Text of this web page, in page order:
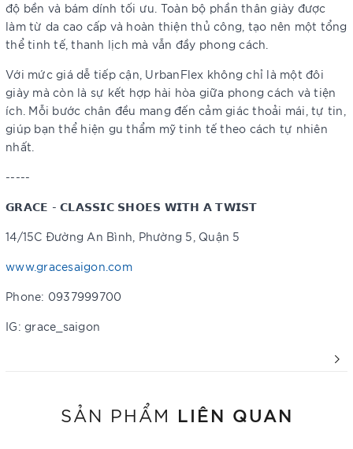
độ bền và bám dính tối ưu. Toàn bộ phần thân giày được
làm từ da cao cấp và hoàn thiện thủ công, tạo nên một tổng
thể tinh tế, thanh lịch mà vẫn đầy phong cách.
Với mức giá dễ tiếp cận, UrbanFlex không chỉ là một đôi
giày mà còn là sự kết hợp hài hòa giữa phong cách và tiện
ích. Mỗi bước chân đều mang đến cảm giác thoải mái, tự tin,
giúp bạn thể hiện gu thẩm mỹ tinh tế theo cách tự nhiên
nhất.
-----
𝗚𝗥𝗔𝗖𝗘 - 𝗖𝗟𝗔𝗦𝗦𝗜𝗖 𝗦𝗛𝗢𝗘𝗦 𝗪𝗜𝗧𝗛 𝗔 𝗧𝗪𝗜𝗦𝗧
14/15C Đường An Bình, Phường 5, Quận 5
www.gracesaigon.com
Phone: 0937999700
IG: grace_saigon
SẢN PHẨM LIÊN QUAN